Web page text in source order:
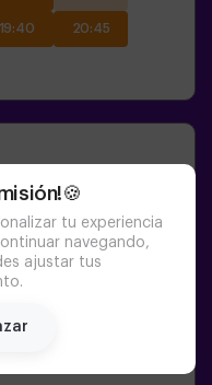
tu experiencia
navegando,
ajustar tus
19:40 20:45